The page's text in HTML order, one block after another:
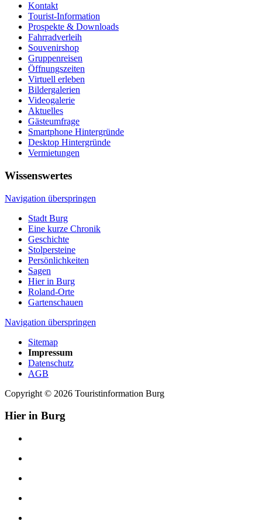
Kontakt
Tourist-Information
Prospekte & Downloads
Fahrradverleih
Souvenirshop
Gruppenreisen
Öffnungszeiten
Virtuell erleben
Bildergalerien
Videogalerie
Aktuelles
Gästeumfrage
Smartphone Hintergründe
Desktop Hintergründe
Vermietungen
Wissenswertes
Navigation überspringen
Stadt Burg
Eine kurze Chronik
Geschichte
Stolpersteine
Persönlichkeiten
Sagen
Hier in Burg
Roland-Orte
Gartenschauen
Navigation überspringen
Sitemap
Impressum
Datenschutz
AGB
Copyright © 2026 Touristinformation Burg
Hier in Burg